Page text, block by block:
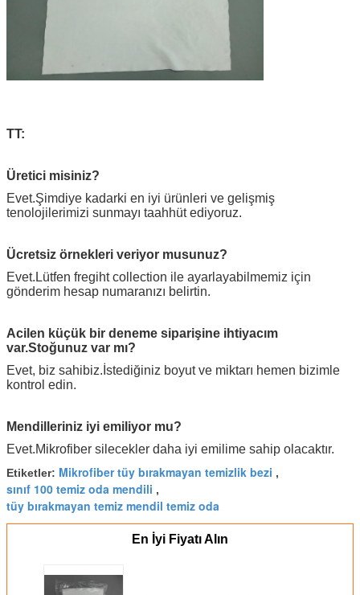
TT:
Üretici misiniz?
Evet.Şimdiye kadarki en iyi ürünleri ve gelişmiş
tenolojilerimizi sunmayı taahhüt ediyoruz.
Ücretsiz örnekleri veriyor musunuz?
Evet.Lütfen fregiht collection ile ayarlayabilmemiz için
gönderim hesap numaranızı belirtin.
Acilen küçük bir deneme siparişine ihtiyacım
var.Stoğunuz var mı?
Evet, biz sahibiz.İstediğiniz boyut ve miktarı hemen bizimle
kontrol edin.
Mendilleriniz iyi emiliyor mu?
Evet.Mikrofiber silecekler daha iyi emilime sahip olacaktır.
Etiketler: Mikrofiber tüy bırakmayan temizlik bezi ,
sınıf 100 temiz oda mendili ,
tüy bırakmayan temiz mendil temiz oda
En İyi Fiyatı Alın